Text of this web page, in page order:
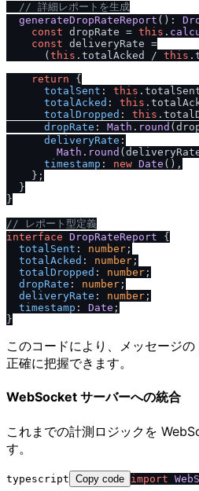
// 詳細レポートを生成
generateDropRateReport ():
const dropRate = this .
const deliveryRate =
      (
this . totalAcked / this .
return {
totalSent : this .
totalAcked : this .
totalDropped : this .
dropRate : Math . round
deliveryRate :
Math . round
timestamp : new Date (),
    };
  }
}
// レポート型定義
interface DropRateReport {
totalSent : number ;
totalAcked : number ;
totalDropped : number ;
dropRate : number ;
deliveryRate : number ;
timestamp : Date ;
このコードにより、メッセージ
正確に把握できます。
WebSocket サーバーへの統合
これまでの計測ロジックを
す。
typescript Copy code import